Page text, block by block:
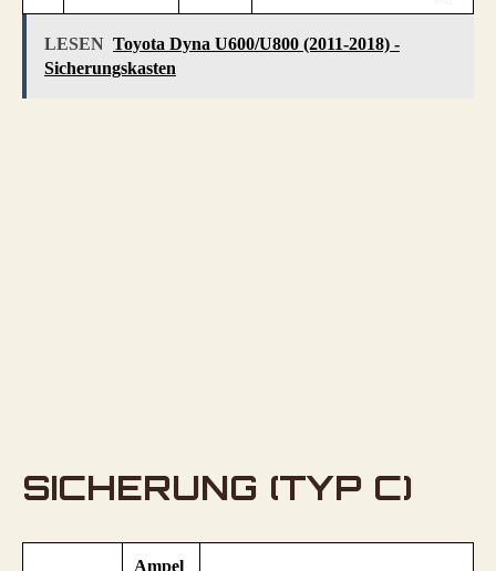
LESEN Toyota Dyna U600/U800 (2011-2018) -
Sicherungskasten
SICHERUNG (TYP C)
Ampel